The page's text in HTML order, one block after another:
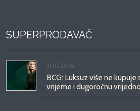
SUPERPRODAVAČ
31.07.2026.
BCG: Luksuz više ne
vrijeme i dugoročnu